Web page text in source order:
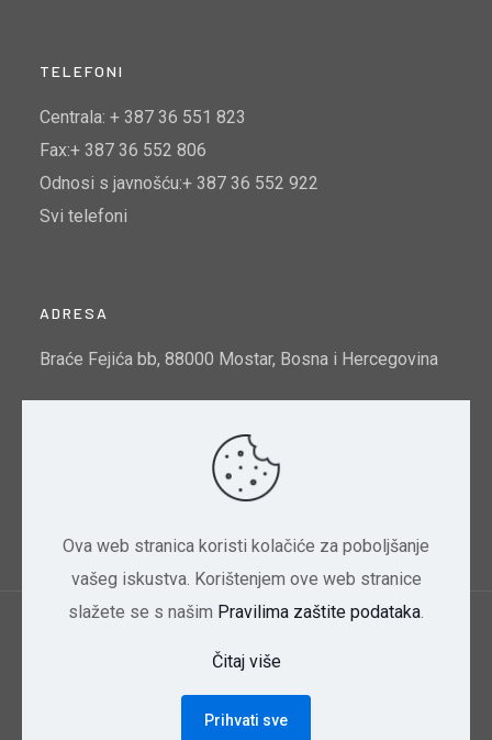
TELEFONI
Centrala: + 387 36 551 823
Fax:+ 387 36 552 806
Odnosi s javnošću:+ 387 36 552 922
Svi telefoni
ADRESA
Braće Fejića bb, 88000 Mostar, Bosna i Hercegovina
Indeks kvalitete zraka u Mostaru:
HNK/HNŽ | 2024 Dizajn CBD
Ova web stranica koristi kolačiće za poboljšanje
vašeg iskustva. Korištenjem ove web stranice
slažete se s našim Pravilima zaštite podataka.
Čitaj više
Prihvati sve